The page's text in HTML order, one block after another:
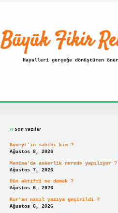
Büyük Fikir
Hayalleri gerçeğe dönüştüren
Son Yazılar
Kuveyt’in sahibi kim ?
Ağustos 8, 2026
Manisa’da askerlik nerede yapılıyor ?
Ağustos 7, 2026
Dün aktifti ne demek ?
Ağustos 6, 2026
Kur’an nasıl yazıya geçirildi ?
Ağustos 6, 2026